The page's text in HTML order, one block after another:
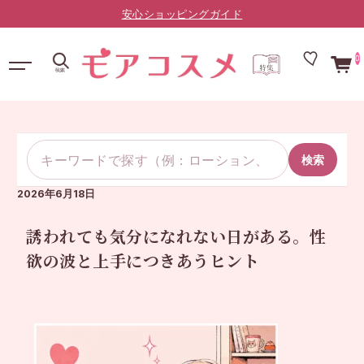
0
検索
2026年6月18日
誘われても気分になれない日がある。性
欲の波と上手につきあうヒント
安心ショッピングガイド